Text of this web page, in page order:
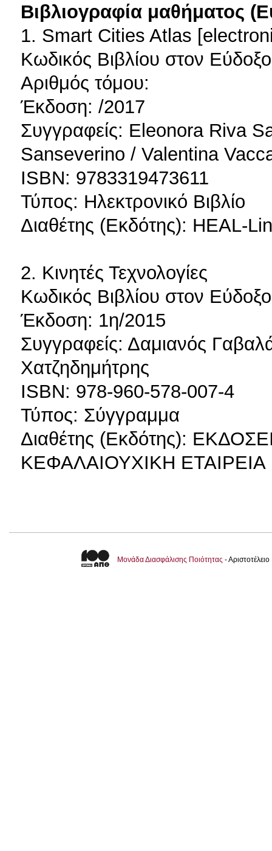
Βιβλιογραφία μαθήματος
1. Smart Cities Atlas
Κωδικός Βιβλίου στον
Αριθμός τόμου:
Έκδοση: /2017
Συγγραφείς: Eleonora Riva
Sanseverino / Valentina
ISBN: 9783319473611
Τύπος: Ηλεκτρονικό Βιβλίο
Διαθέτης (Εκδότης): HEAL-
2. Κινητές Τεχνολογίες
Κωδικός Βιβλίου στον
Έκδοση: 1η/2015
Συγγραφείς: Δαμιανός
Χατζηδημήτρης
ISBN: 978-960-578-007-4
Τύπος: Σύγγραμμα
Διαθέτης (Εκδότης):
ΚΕΦΑΛΑΙΟΥΧΙΚΗ ΕΤΑΙΡΕΙΑ
Μονάδα Διασφάλισης Ποιότητας -